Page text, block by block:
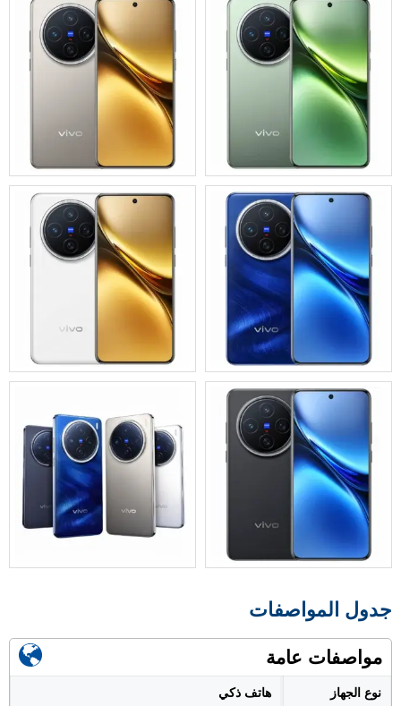
جدول المواصفات
مواصفات عامة
نوع الجهاز هاتف ذكي